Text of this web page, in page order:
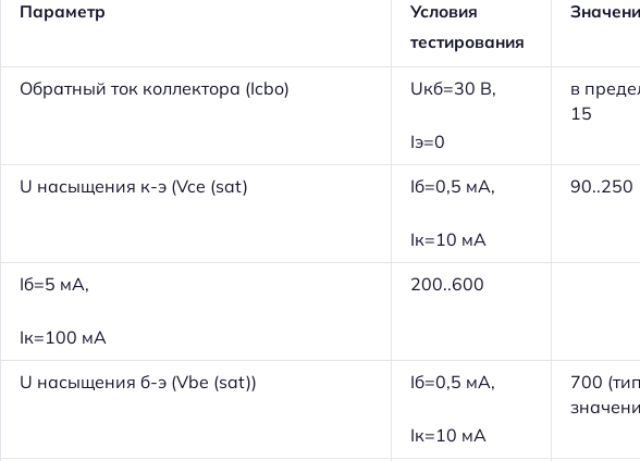
Параметр
Условия
тестирования
Обратный ток коллектора (Icbo) Uкб=30 В,
Iэ=0
в
15
U насыщения к-э (Vce (sat) Iб=0,5 мА,
Iк=10 мА
90..250
Iб=5 мА,
Iк=100 мА
200..600
U насыщения б-э (Vbe (sat)) Iб=0,5 мА,
Iк=10 мА
700